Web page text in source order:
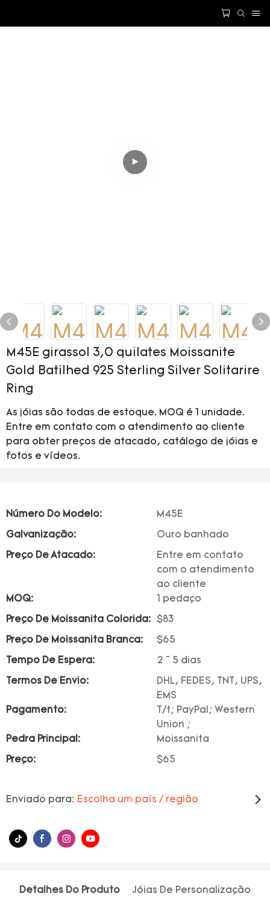
M45E girassol 3,0 quilates Moissanite
Gold Batilhed 925 Sterling Silver Solitarire
Ring
As jóias são todas de estoque. MOQ é 1 unidade.
Entre em contato com o atendimento ao cliente
para obter preços de atacado, catálogo de jóias e
fotos e vídeos.
Número Do Modelo: M45E
Galvanização: Ouro banhado
Preço De Atacado:
Entre em contato
com o atendimento
ao cliente
MOQ:
1 pedaço
Preço De Moissanita Colorida: $83
Preço De Moissanita Branca: $65
Tempo De Espera: 2 ~ 5 dias
Termos De Envio:
DHL, FEDES, TNT, UPS,
EMS
Pagamento:
T/t; PayPal; Western
Union ;
Pedra Principal:
Moissanita
Preço: $65
Enviado para: Escolha um país / região
Detalhes Do Produto Jóias De Personalização